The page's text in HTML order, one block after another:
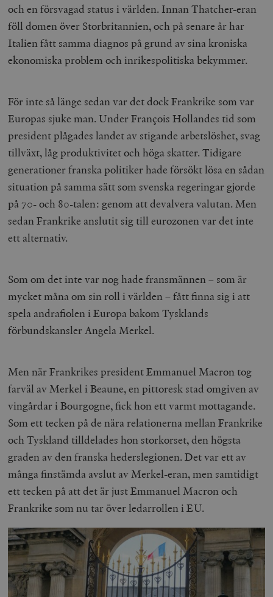
och en försvagad status i världen. Innan Thatcher-eran
föll domen över Storbritannien, och på senare år har
Italien fått samma diagnos på grund av sina kroniska
ekonomiska problem och inrikespolitiska bekymmer.
För inte så länge sedan var det dock Frankrike som var
Europas sjuke man. Under François Hollandes tid som
president plågades landet av stigande arbetslöshet, svag
tillväxt, låg produktivitet och höga skatter. Tidigare
generationer franska politiker hade försökt lösa en sådan
situation på samma sätt som svenska regeringar gjorde
på 70- och 80-talen: genom att devalvera valutan. Men
sedan Frankrike anslutit sig till eurozonen var det inte
ett alternativ.
Som om det inte var nog hade fransmännen – som är
mycket måna om sin roll i världen – fått finna sig i att
spela andrafiolen i Europa bakom Tysklands
förbundskansler Angela Merkel.
Men när Frankrikes president Emmanuel Macron tog
farväl av Merkel i Beaune, en pittoresk stad omgiven av
vingårdar i Bourgogne, fick hon ett varmt mottagande.
Som ett tecken på de nära relationerna mellan Frankrike
och Tyskland tilldelades hon storkorset, den högsta
graden av den franska hederslegionen. Det var ett av
många finstämda avslut av Merkel-eran, men samtidigt
ett tecken på att det är just Emmanuel Macron och
Frankrike som nu tar över ledarrollen i EU.